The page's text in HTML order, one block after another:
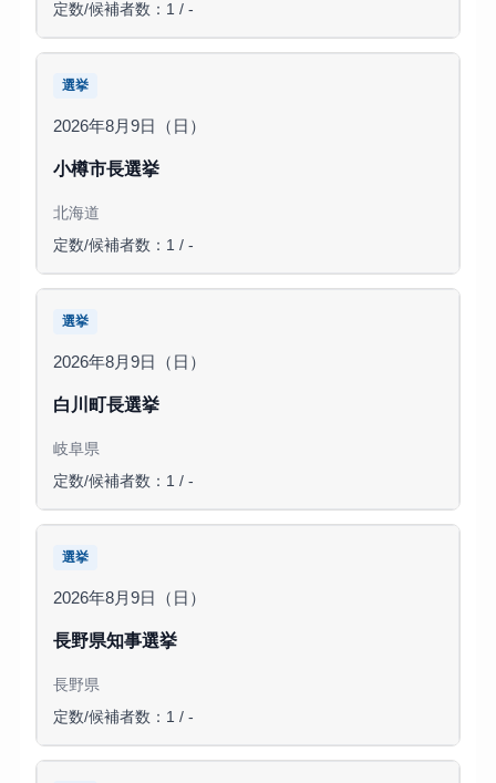
定数/候補者数：1 / -
選挙
2026年8月9日（日）
小樽市長選挙
北海道
定数/候補者数：1 / -
選挙
2026年8月9日（日）
白川町長選挙
岐阜県
定数/候補者数：1 / -
選挙
2026年8月9日（日）
長野県知事選挙
長野県
定数/候補者数：1 / -